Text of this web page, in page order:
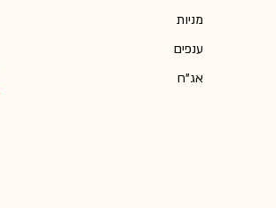
מניות
ענפים
אג"ח